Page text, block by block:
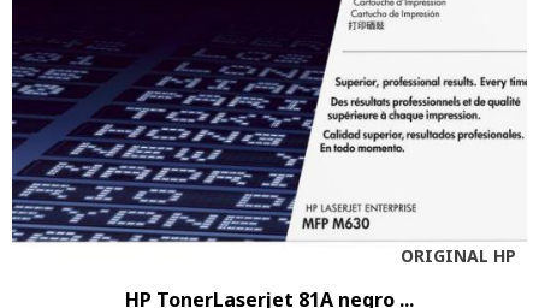
ORIGINAL HP
HP TonerLaserjet 81A negro ...